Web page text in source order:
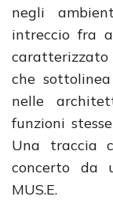
negli
intreccio fra
caratterizzato
che
nelle
funzioni
Una traccia
concerto da
MUS.E.